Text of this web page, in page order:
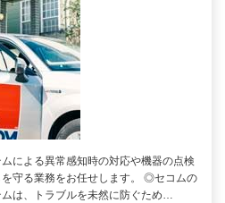
による異常感知時の対応や機器の点検
守る業務をお任せします。 ◎セコムの
は、トラブルを未然に防ぐため…